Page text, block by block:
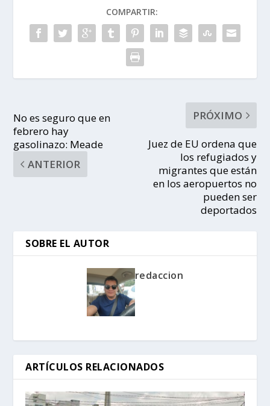
COMPARTIR:
No es seguro que en
febrero hay
gasolinazo: Meade
ANTERIOR
PRÓXIMO
Juez de EU ordena que
los refugiados y
migrantes que están
en los aeropuertos no
pueden ser
deportados
SOBRE EL AUTOR
redaccion
ARTÍCULOS RELACIONADOS